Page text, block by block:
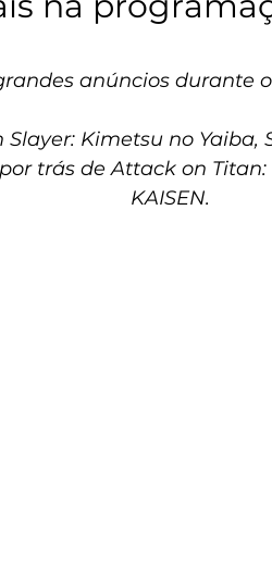
anúncios durante
Kimetsu no Yaiba,
trás de Attack on Titan:
KAISEN.